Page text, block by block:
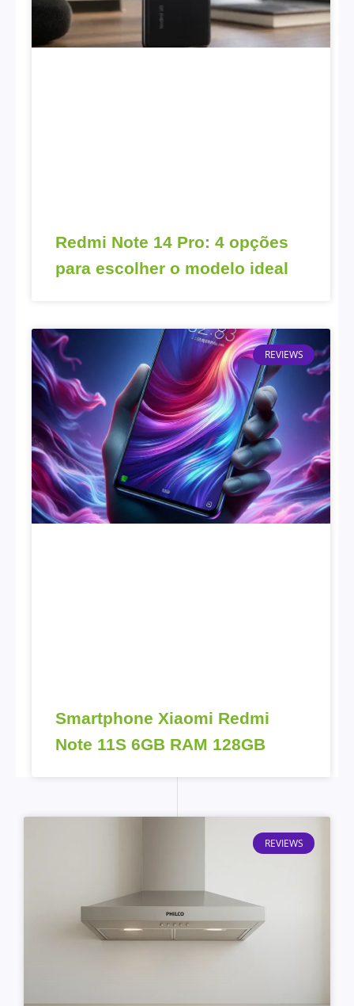
Redmi Note 14 Pro: 4 opções
para escolher o modelo ideal
REVIEWS
Smartphone Xiaomi Redmi
Note 11S 6GB RAM 128GB
REVIEWS